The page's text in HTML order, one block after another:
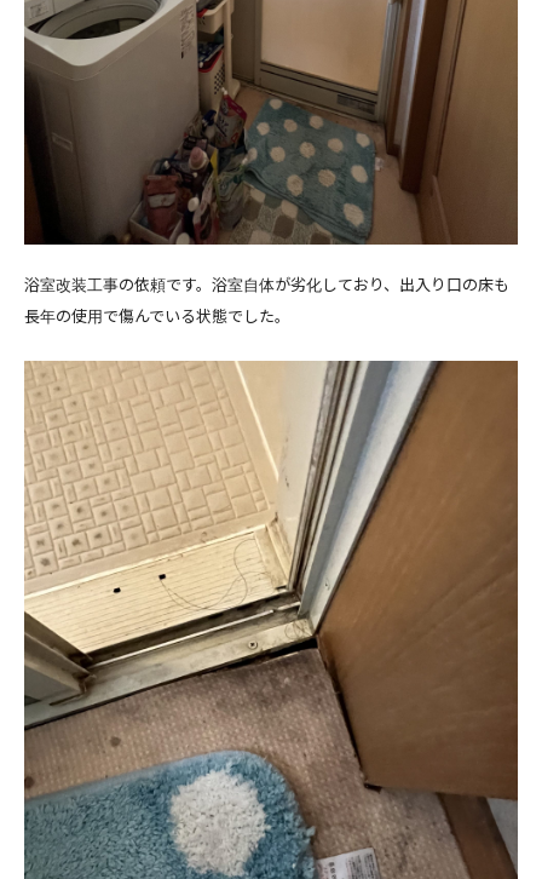
浴室改装工事の依頼です。浴室自体が劣化しており、出入り口の床も
長年の使用で傷んでいる状態でした。